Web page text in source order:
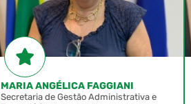
MARIA ANGÉLICA FAGGIANI
Secretaria de Gestão Administrativa e